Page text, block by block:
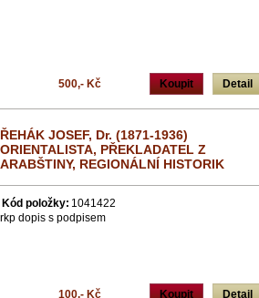
Koupit Detail
500,- Kč
ŘEHÁK JOSEF, Dr. (1871-1936)
ORIENTALISTA, PŘEKLADATEL Z
ARABŠTINY, REGIONÁLNÍ HISTORIK
Kód položky: 1041422
rkp dopis s podpisem
Koupit Detail
100,- Kč